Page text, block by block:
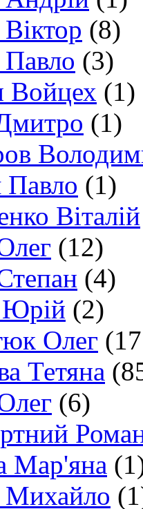
(8)
Павло (3)
Войцех (1)
(1)
Павло (1)
Віталій
(12)
(4)
Юрій (2)
Олег
Тетяна
(6)
Мар'яна
Михайло